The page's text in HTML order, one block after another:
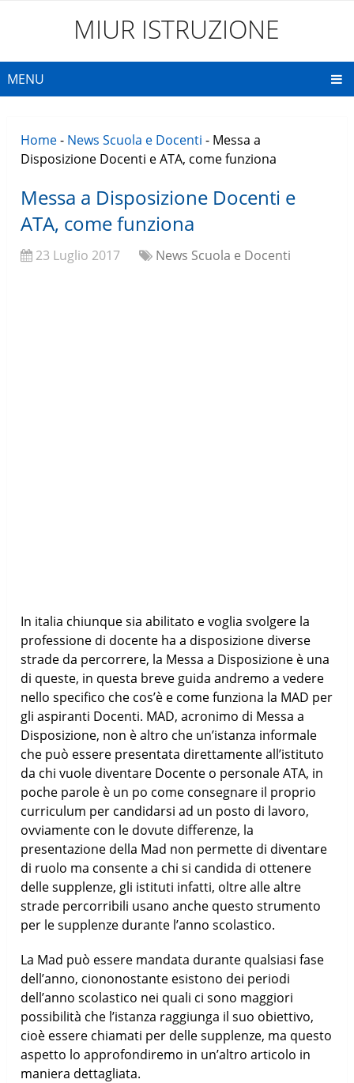
MIUR ISTRUZIONE
MENU
Home- News Scuola e Docenti - Messa a
Disposizione Docenti e ATA, come funziona
Messa a Disposizione Docenti e
ATA, come funziona
23 Luglio 2017 News Scuola e Docenti
In italia chiunque sia abilitato e voglia svolgere la
professione di docente ha a disposizione diverse
strade da percorrere, la Messa a Disposizione è una
di queste, in questa breve guida andremo a vedere
nello specifico che cos’è e come funziona la MAD per
gli aspiranti Docenti. MAD, acronimo di Messa a
Disposizione, non è altro che un’istanza informale
che può essere presentata direttamente all’istituto
da chi vuole diventare Docente o personale ATA, in
poche parole è un po come consegnare il proprio
curriculum per candidarsi ad un posto di lavoro,
ovviamente con le dovute differenze, la
presentazione della Mad non permette di diventare
di ruolo ma consente a chi si candida di ottenere
delle supplenze, gli istituti infatti, oltre alle altre
strade percorribili usano anche questo strumento
per le supplenze durante l’anno scolastico.
La Mad può essere mandata durante qualsiasi fase
dell’anno, ciononostante esistono dei periodi
dell’anno scolastico nei quali ci sono maggiori
possibilità che l’istanza raggiunga il suo obiettivo,
cioè essere chiamati per delle supplenze, ma questo
aspetto lo approfondiremo in un’altro articolo in
maniera dettagliata.